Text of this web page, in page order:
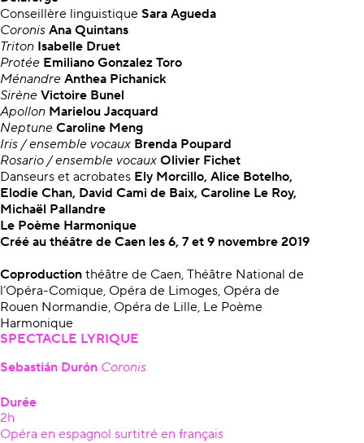
Conseillère linguistique Sara Agueda
Coronis Ana Quintans
Triton Isabelle Druet
Protée Emiliano Gonzalez Toro
Ménandre Anthea Pichanick
Sirène Victoire Bunel
Apollon Marielou Jacquard
Neptune Caroline Meng
Iris / ensemble vocaux Brenda Poupard
Rosario / ensemble vocaux Olivier Fichet
Danseurs et acrobates Ely Morcillo, Alice Botelho,
Elodie Chan, David Cami de Baix, Caroline Le Roy,
Michaël Pallandre
Le Poème Harmonique
Créé au théâtre de Caen les 6, 7 et 9 novembre 2019
Coproduction théâtre de Caen, Théâtre National de
l’Opéra-Comique, Opéra de Limoges, Opéra de
Rouen Normandie, Opéra de Lille, Le Poème
Harmonique
SPECTACLE LYRIQUE
Sebastián Durón Coronis
Durée
2h
Opéra en espagnol surtitré en français